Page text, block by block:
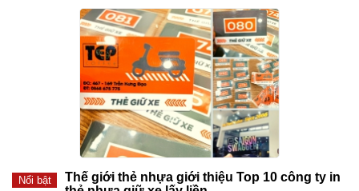
Nổi bật
Thế giới thẻ nhựa giới thiệu Top 10 công ty in